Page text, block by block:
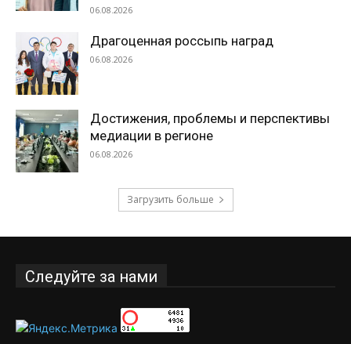
06.08.2026
Драгоценная россыпь наград
06.08.2026
Достижения, проблемы и перспективы
медиации в регионе
06.08.2026
Загрузить больше
Следуйте за нами